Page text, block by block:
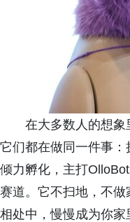
在大多数人的想
它们都在做同一件事
倾力孵化，主打
赛道。它不扫地，不
相处中，慢慢成为你家